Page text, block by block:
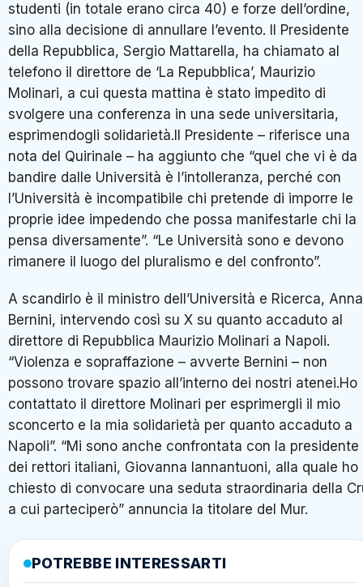
studenti (in totale erano circa 40) e forze dell’ordine,
sino alla decisione di annullare l’evento. Il Presidente
della Repubblica, Sergio Mattarella, ha chiamato al
telefono il direttore de ‘La Repubblica’, Maurizio
Molinari, a cui questa mattina è stato impedito di
svolgere una conferenza in una sede universitaria,
esprimendogli solidarietà.Il Presidente – riferisce una
nota del Quirinale – ha aggiunto che “quel che vi è da
bandire dalle Università è l’intolleranza, perché con
l’Università è incompatibile chi pretende di imporre le
proprie idee impedendo che possa manifestarle chi la
pensa diversamente”. “Le Università sono e devono
rimanere il luogo del pluralismo e del confronto”.
A scandirlo è il ministro dell’Università e Ricerca, Anna
Bernini, intervendo così su X su quanto accaduto al
direttore di Repubblica Maurizio Molinari a Napoli.
“Violenza e sopraffazione – avverte Bernini – non
possono trovare spazio all’interno dei nostri atenei.Ho
contattato il direttore Molinari per esprimergli il mio
sconcerto e la mia solidarietà per quanto accaduto a
Napoli”. “Mi sono anche confrontata con la presidente
dei rettori italiani, Giovanna Iannantuoni, alla quale ho
chiesto di convocare una seduta straordinaria della
a cui parteciperò” annuncia la titolare del Mur.
POTREBBE INTERESSARTI